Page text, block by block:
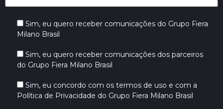
Sim, eu quero receber comunicações do Grupo Fiera
Milano Brasil
Sim, eu quero receber comunicações dos parceiros
do Grupo Fiera Milano Brasil
Sim, eu concordo com os termos de uso e com a
Política de Privacidade do Grupo Fiera Milano Brasil